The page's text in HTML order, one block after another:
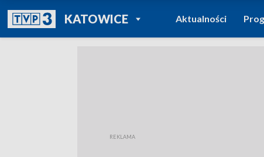
KATOWICEPOWRÓT DO
TVP REGIONY
Aktualności